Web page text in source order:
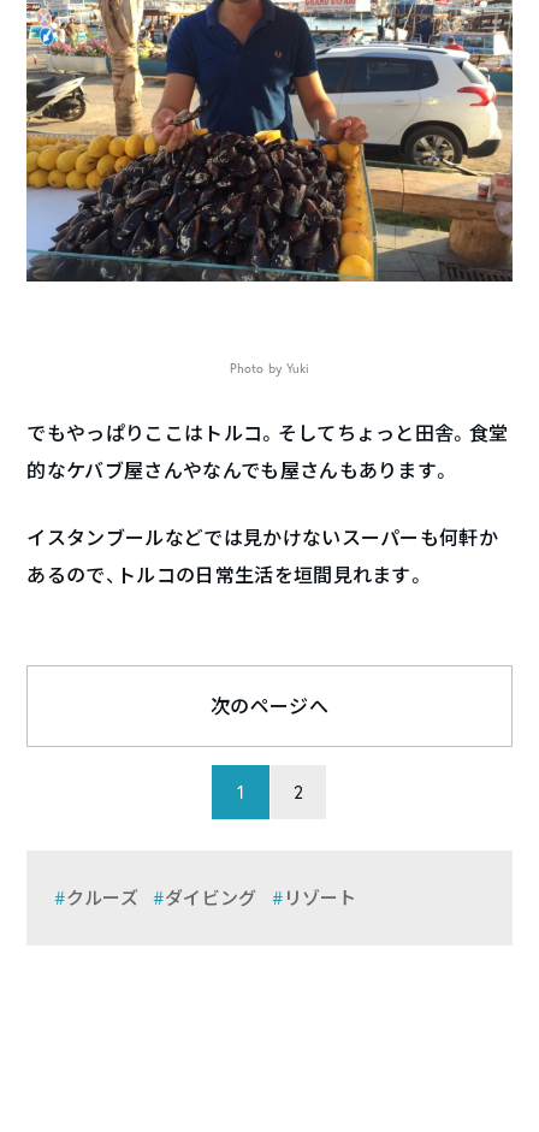
Photo by Yuki
でもやっぱりここはトルコ。そしてちょっと田舎。食堂
的なケバブ屋さんやなんでも屋さんもあります。
イスタンブールなどでは見かけないスーパーも何軒か
あるので、トルコの日常生活を垣間見れます。
1 2
次のページへ
クルーズ ダイビング リゾート